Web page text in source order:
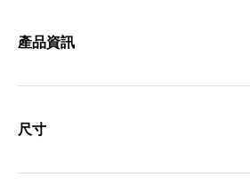
產品資訊
尺寸